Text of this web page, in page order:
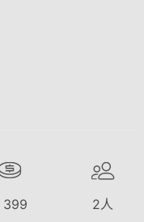
399 2人